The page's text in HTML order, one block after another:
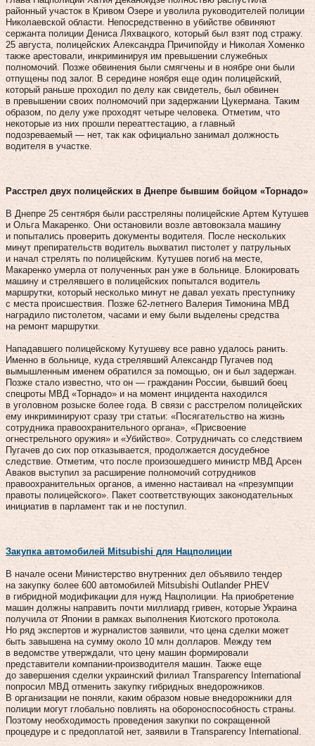
районный участок в Кривом Озере и уволила руководителей полиции
Николаевской области. Непосредственно в убийстве обвиняют
сержанта полиции Дениса Ляхвацкого, который был взят под стражу.
25 августа, полицейских Александра Причипойду и Николая Хоменко
также арестовали, инкриминируя им превышении служебных
полномочий. Позже обвинения были смягчены и в ноябре они были
отпущены под залог. В середине ноября еще один полицейский,
который раньше проходил по делу как свидетель, был обвинен
в превышении своих полномочий при задержании Цукермана. Таким
образом, по делу уже проходят четыре человека. Отметим, что
некоторые из них прошли переаттестацию, а главный
подозреваемый — нет, так как официально занимал должность
водителя в участке.
Расстрел двух полицейских в Днепре бывшим бойцом «Торнадо»
В Днепре 25 сентября были расстреляны полицейские Артем Кутушев
и Ольга Макаренко. Они остановили возле автовокзала машину
и попытались проверить документы водителя. После нескольких
минут препирательств водитель выхватил пистолет у патрульных
и начал стрелять по полицейским. Кутушев погиб на месте,
Макаренко умерла от полученных ран уже в больнице. Блокировать
машину и стрелявшего в полицейских попытался водитель
маршрутки, который несколько минут не давал уехать преступнику
с места происшествия. Позже 62-летнего Валерия Тимонина МВД
наградило пистолетом, часами и ему были выделены средства
на ремонт маршрутки.
Нападавшего полицейскому Кутушеву все равно удалось ранить.
Именно в больнице, куда стрелявший Александр Пугачев под
вымышленным именем обратился за помощью, он и был задержан.
Позже стало известно, что он — гражданин России, бывший боец
спецроты МВД «Торнадо» и на момент инцидента находился
в уголовном розыске более года. В связи с расстрелом полицейских
ему инкриминируют сразу три статьи: «Посягательство на жизнь
сотрудника правоохранительного органа», «Присвоение
огнестрельного оружия» и «Убийство». Сотрудничать со следствием
Пугачев до сих пор отказывается, продолжается досудебное
следствие. Отметим, что после произошедшего министр МВД Арсен
Аваков выступил за расширение полномочий сотрудников
правоохранительных органов, а именно настаивал на «презумпции
правоты полицейского». Пакет соответствующих законодательных
инициатив в парламент так и не поступил.
Закупка автомобилей Mitsubishi для Нацполиции
В начале осени Министерство внутренних дел объявило тендер
на закупку более 600 автомобилей Mitsubishi Outlander PHEV
в гибридной модификации для нужд Нацполиции. На приобретение
машин должны направить почти миллиард гривен, которые Украина
получила от Японии в рамках выполнения Киотского протокола.
Но ряд экспертов и журналистов заявили, что цена сделки может
быть завышена на сумму около 10 млн долларов. Между тем
в ведомстве утверждали, что цену машин формировали
представители компании-производителя машин. Также еще
до завершения сделки украинский филиал Transparency International
попросил МВД отменить закупку гибридных внедорожников.
В организации не поняли, каким образом новые внедорожники для
полиции могут глобально повлиять на обороноспособность страны.
Поэтому необходимость проведения закупки по сокращенной
процедуре и с предоплатой нет, заявили в Transparency International.